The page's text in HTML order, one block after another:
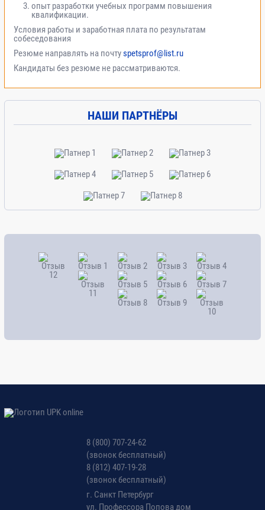
- Стадии разработки
энергоэффективного проекта;
- Энергосервисные соглашения;
3.3 Разработка энергетического
паспорта и рекомендаций по выбору
энергосберегающих мероприятий;
4
сооружениях. Методы
анализа эффективности
3.4 Энергетическое обследование и
строений, сооружений.
4
3.5 Общие подходы к разработке
энергоэффективности.
4
отраслевых особенностей).
3.7 Планирование энергетических
обследований и
энергоаудита по направлениям.
опыт разработки учебных программ повышения
квалификации.
Условия работы и заработная плата по результатам
собеседования
Резюме направлять на почтуspetsprof@list.ru
Кандидаты без резюме не рассматриваются.
НАШИ ПАРТНЁРЫ
8 (800) 707-24-62
(звонок бесплатный)
8 (812) 407-19-28
(звонок бесплатный)
г. Санкт Петербург
ул. Профессора Попова дом